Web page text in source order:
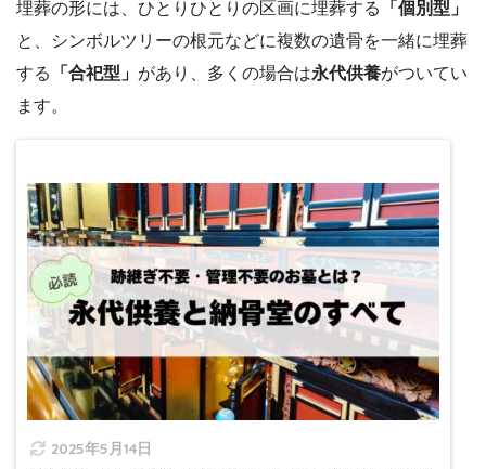
埋葬の形には、ひとりひとりの区画に埋葬する
「個別型」
と、シンボルツリーの根元などに複数の遺骨を一緒に埋葬
する
「合祀型」 があり、多くの場合は永代供養がついてい
ます。
2025年5月14日